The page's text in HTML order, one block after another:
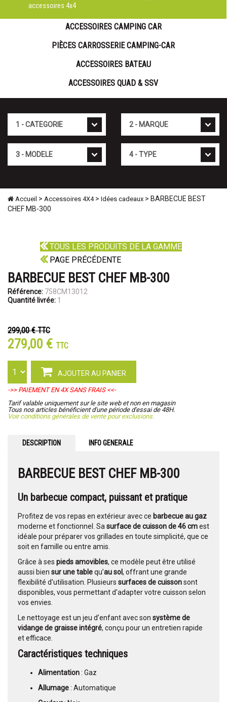
accessoires 4x4
ACCESSOIRES CAMPING CAR
PIÈCES CARROSSERIE CAMPING-CAR
ACCESSOIRES BATEAU
ACCESSOIRES QUAD & SSV
Accueil > Accessoires 4X4> Idées cadeaux > BARBECUE BEST
CHEF MB-300
TOUS LES PRODUITS DE LA GAMME
PAGE PRÉCÉDENTE
BARBECUE BEST CHEF MB-300
Référence: 758CM13012
Quantité livrée: 1
299,00 €TTC
279,00 € TTC
AJOUTER AU PANIER
->> PAIEMENT EN 4X SANS FRAIS <<-
Tarif valable uniquement sur le site web et non en magasin
Tous nos articles bénéficient d'une période d'essai de 48H.
Voir conditions générales de vente pour exclusions.
DESCRIPTION INFO GENERALE
BARBECUE BEST CHEF MB-300
Un barbecue compact, puissant et pratique
Profitez de vos repas en extérieur avec ce barbecue au gaz
moderne et fonctionnel. Sa surface de cuisson de 46 cmest
idéale pour préparer vos grillades en toute simplicité, que ce
soit en famille ou entre amis.
Grâce à ses pieds amovibles, ce modèle peut être utilisé
aussi bien sur une tablequ’au sol, offrant une grande
flexibilité d'utilisation. Plusieurs surfaces de cuissonsont
disponibles, vous permettant d'adapter votre cuisson selon
vos envies.
Le nettoyage est un jeu d’enfant avec son système de
vidange de graisse intégré, conçu pour un entretien rapide
et efficace.
Caractéristiques techniques
Alimentation: Gaz
Allumage: Automatique